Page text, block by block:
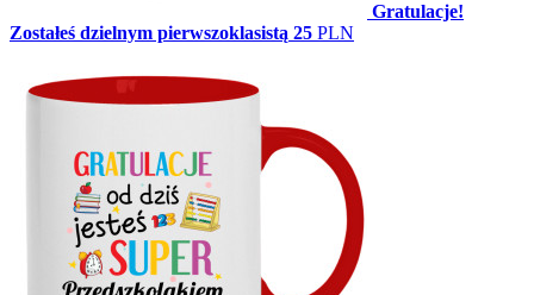
Gratulacje!
Zostałeś dzielnym pierwszoklasistą 25 PLN